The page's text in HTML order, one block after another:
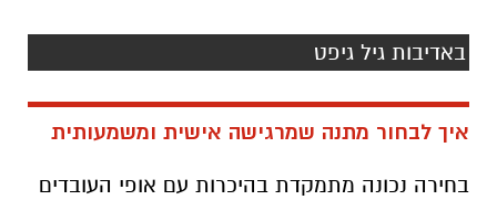
באדיבות גיל גיפט
איך לבחור מתנה שמרגישה אישית ומשמעותית
בחירה נכונה מתמקדת בהיכרות עם אופי העובדים